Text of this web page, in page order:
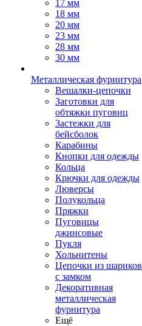
17 мм
18 мм
20 мм
23 мм
28 мм
30 мм
Металлическая фурнитура
Вешалки-цепочки
Заготовки для
обтяжки пуговиц
Застежки для
бейсболок
Карабины
Кнопки для одежды
Кольца
Крючки для одежды
Люверсы
Полукольца
Пряжки
Пуговицы
джинсовые
Пукля
Хольнитены
Цепочки из шариков
с замком
Декоративная
металлическая
фурнитура
Ещё